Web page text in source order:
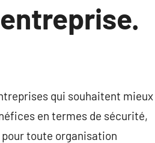
qui souhaitent mieux
en termes de sécurité,
toute organisation